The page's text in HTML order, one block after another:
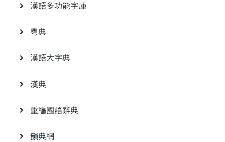
漢語多功能字庫
粵典
漢語大字典
漢典
重編國語辭典
韻典網